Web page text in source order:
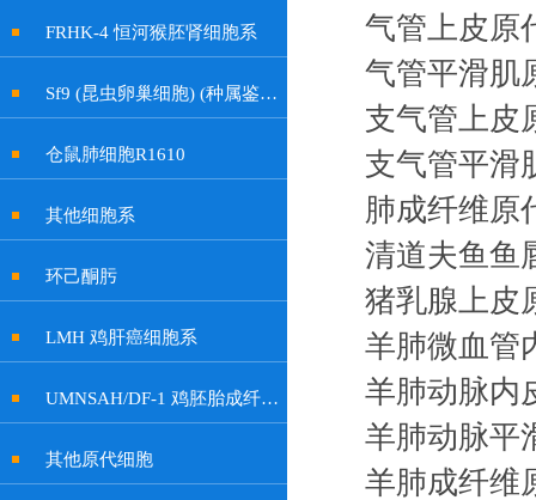
FRHK-4 恒河猴胚肾细胞系
Sf9 (昆虫卵巢细胞) (种属鉴定正确)
仓鼠肺细胞R1610
其他细胞系
环己酮肟
LMH 鸡肝癌细胞系
UMNSAH/DF-1 鸡胚胎成纤维细胞系
其他原代细胞
气管上皮原
气管平滑肌
支气管上皮
支气管平滑
肺成纤维原
清道夫鱼鱼
猪乳腺上皮
羊肺微血管
羊肺动脉内
羊肺动脉平
羊肺成纤维